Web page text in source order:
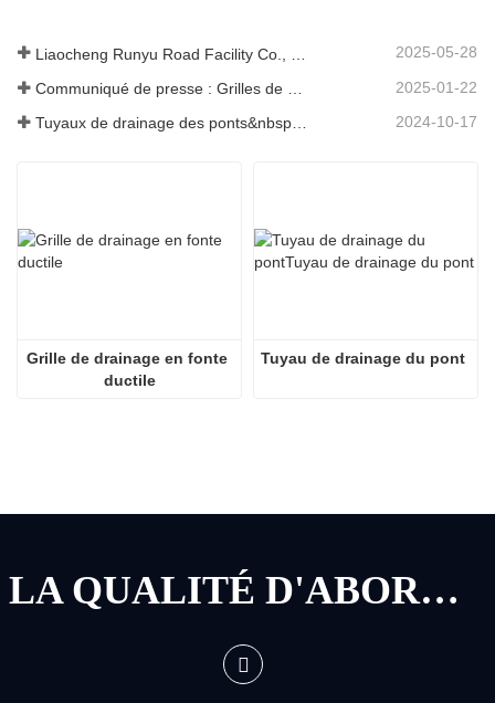
2025-05-28
2025-01-22
2024-10-17
Grille de drainage en fonte
ductile
Tuyau de drainage du pont
LA QUALITÉ D'ABORD, LE SERVICE D'ABORD